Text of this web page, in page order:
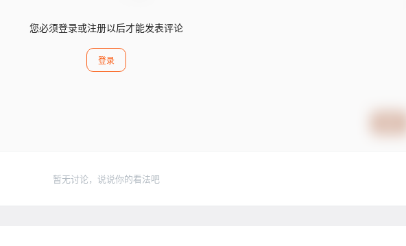
您必须登录或注册以后才能发表评论
登录
暂无讨论，说说你的看法吧